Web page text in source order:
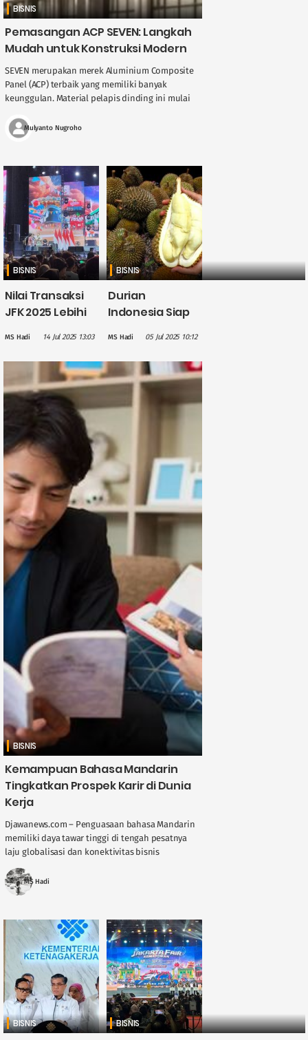
BISNIS
Pemasangan ACP SEVEN: Langkah
Mudah untuk Konstruksi Modern
SEVEN merupakan merek Aluminium Composite
Panel (ACP) terbaik yang memiliki banyak
keunggulan. Material pelapis dinding ini mulai
modern. Selain karena berkualitas tinggi, ....
Mulyanto Nugroho
BISNIS
Nilai Transaksi
JFK 2025 Lebihi
Karno: Ini
Menandakan
Ekonomi
Jakarta Baik-
baik Saja
MS Hadi 14 Jul 2025 13:03
BISNIS
Durian
Indonesia Siap
China Setelah
Kesepakatan
Ekspor Baru
MS Hadi 05 Jul 2025 10:12
BISNIS
Kemampuan Bahasa Mandarin
Tingkatkan Prospek Karir di Dunia
Kerja
Djawanews.com – Penguasaan bahasa Mandarin
memiliki daya tawar tinggi di tengah pesatnya
laju globalisasi dan konektivitas bisnis
satu kekuatan ekonomi utama dunia, ....
MS Hadi
BISNIS BISNIS